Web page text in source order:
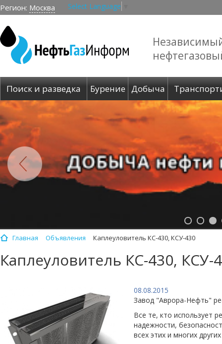
Регион: Москва Select Language
Поиск и разведка Бурение Добыча
Главная Объявления Каплеуловитель КС-430, КСУ-430
Каплеуловитель КС-430, КСУ-
08.08.2015
Завод "Аврора-Нефть"
Все те, кто использует
надежности,
всех этих и многих